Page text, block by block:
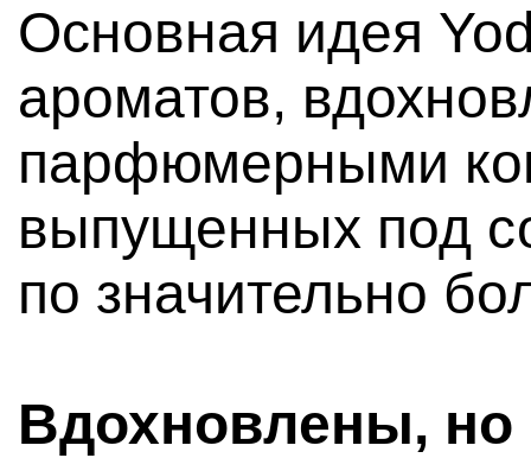
Основная идея
ароматов,
парфюмерными
выпущенных под
по значительно
Вдохновлены, но